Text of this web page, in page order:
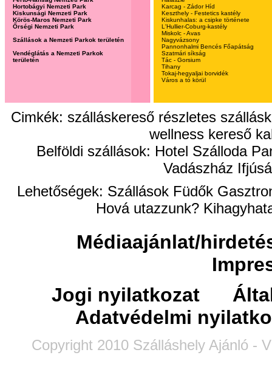
Hortobágyi Nemzeti Park
Kiskunsági Nemzeti Park
Körös-Maros Nemzeti Park
Őrségi Nemzeti Park
Szállások a Nemzeti Parkok területén
Vendéglátás a Nemzeti Parkok
területén
Karcag - Zádor Híd
Keszthely - Festetics kastély
Kiskunhalas: a csipke története
L'Hullier-Coburg-kastély
Miskolc - Avas
Nagyvázsony
Pannonhalmi Bencés Főapátság
Szatmári síkság
Tác - Gorsium
Tihany
Tokaj-hegyaljai borvidék
Város a tó körül
Cimkék: szálláskereső részletes
wellness kereső
Belföldi szállások: Hotel Szálloda
Vadászház
Lehetőségek: Szállások Füdők
Hová utazzunk?
Médiaajánlat/
Jogi nyilatkozat
Adatvédelmi
Copyright 2010 Szálláshely Ajánló -